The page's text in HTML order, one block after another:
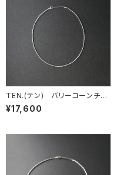
TEN.(テン) バリーコーンチェ
ーンネックレス SV 38cm
¥17,600